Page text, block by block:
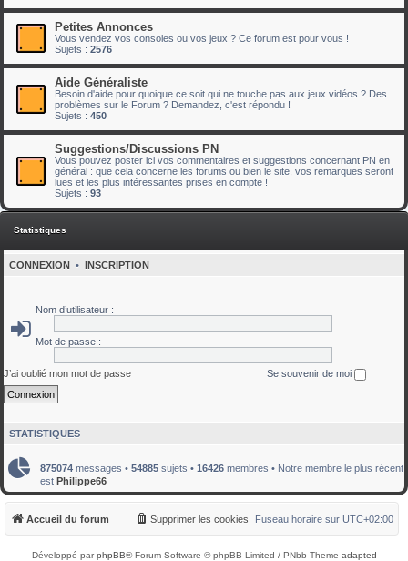
Petites Annonces
Vous vendez vos consoles ou vos jeux ? Ce forum est pour vous !
Sujets : 2576
Aide Généraliste
Besoin d'aide pour quoique ce soit qui ne touche pas aux jeux vidéos ? Des
problèmes sur le Forum ? Demandez, c'est répondu !
Sujets : 450
Suggestions/Discussions PN
Vous pouvez poster ici vos commentaires et suggestions concernant PN en
général : que cela concerne les forums ou bien le site, vos remarques seront
lues et les plus intéressantes prises en compte !
Sujets : 93
Statistiques
CONNEXION • INSCRIPTION
Nom d’utilisateur :
Mot de passe :
J’ai oublié mon mot de passe Se souvenir de moi
STATISTIQUES
875074 messages • 54885 sujets • 16426 membres • Notre membre le plus récent
est Philippe66
Accueil du forum Fuseau horaire sur UTC+02:00
Supprimer les cookies
Développé parphpBB® Forum Software © phpBB Limited / PNbb Theme adapted